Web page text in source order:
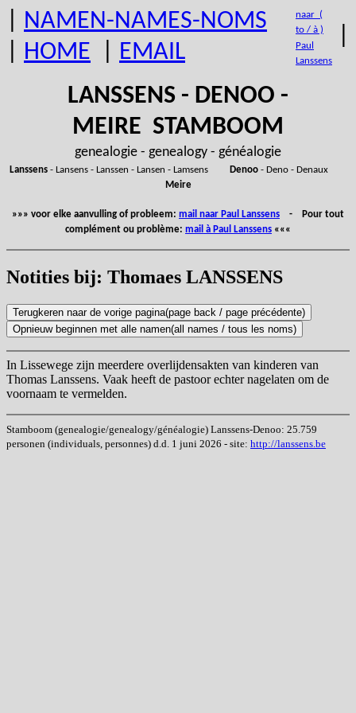
NAMEN-NAMES-NOMS
HOME EMAIL
naar (
to / à )
Paul
Lanssens
LANSSENS - DENOO -
MEIRE STAMBOOM
genealogie - genealogy - généalogie
Lanssens- Lansens - Lanssen - Lansen - Lamsens Denoo- Deno - Denaux
Meire
»»» voor elke aanvulling of probleem: mail naar Paul Lanssens - Pour tout
complément ou problème: mail à Paul Lanssens «««
Notities bij: Thomaes LANSSENS
In Lissewege zijn meerdere overlijdensakten van kinderen van
Thomas Lanssens. Vaak heeft de pastoor echter nagelaten om de
voornaam te vermelden.
Stamboom (genealogie/genealogy/généalogie) Lanssens-Denoo: 25.759
personen (individuals, personnes) d.d. 1 juni 2026 - site: http://lanssens.be